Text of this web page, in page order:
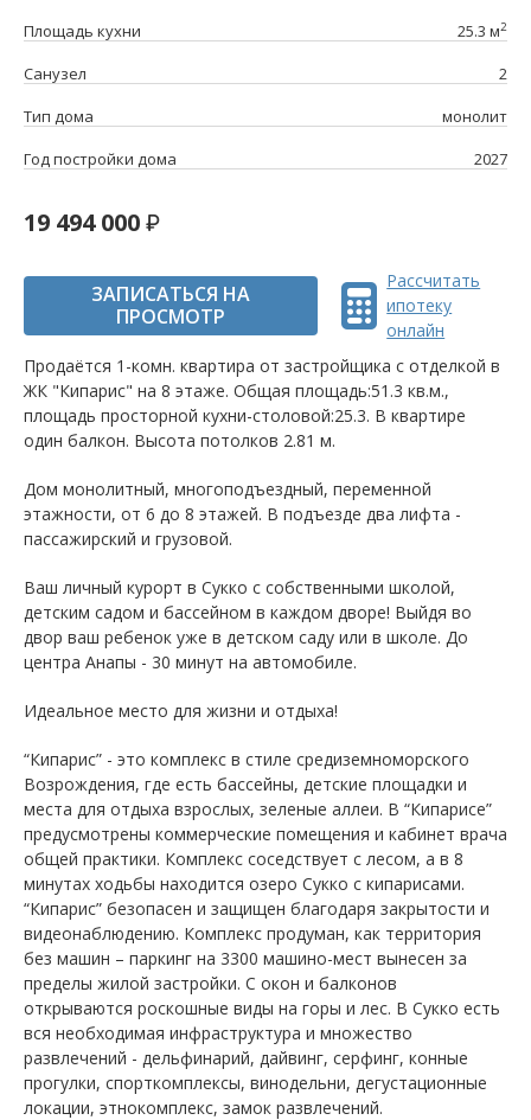
Площадь кухни 25.3 м2
Санузел
2
Тип дома
монолит
Год постройки дома
2027
19 494 000
ЗАПИСАТЬСЯ НА
ПРОСМОТР
Рассчитать
ипотеку
онлайн
Продаётся 1-комн. квартира от застройщика c отделкой в
ЖК "Кипарис" на 8 этаже. Общая площадь:51.3 кв.м.,
площадь просторной кухни-столовой:25.3. B квартире
один балкон. Высота потолков 2.81 м.
Дом монолитный, многоподъездный, переменной
этажности, от 6 до 8 этажей. B подъезде два лифта -
пассажирский и грузовой.
Ваш личный курорт в Сукко с собственными школой,
детским садом и бассейном в каждом дворе! Выйдя во
двор ваш ребенок уже в детском саду или в школе. До
центра Анапы - 30 минут на автомобиле.
Идеальное место для жизни и отдыха!
“Кипарис” - это комплекс в стиле средиземноморского
Возрождения, где есть бассейны, детские площадки и
места для отдыха взрослых, зеленые аллеи. В “Кипарисе”
предусмотрены коммерческие помещения и кабинет врача
общей практики. Комплекс соседствует с лесом, а в 8
минутах ходьбы находится озеро Сукко с кипарисами.
“Кипарис” безопасен и защищен благодаря закрытости и
видеонаблюдению. Комплекс продуман, как территория
без машин – паркинг на 3300 машино-мест вынесен за
пределы жилой застройки. С окон и балконов
открываются роскошные виды на горы и лес. В Сукко есть
вся необходимая инфраструктура и множество
развлечений - дельфинарий, дайвинг, серфинг, конные
прогулки, спорткомплексы, винодельни, дегустационные
локации, этнокомплекс, замок развлечений.